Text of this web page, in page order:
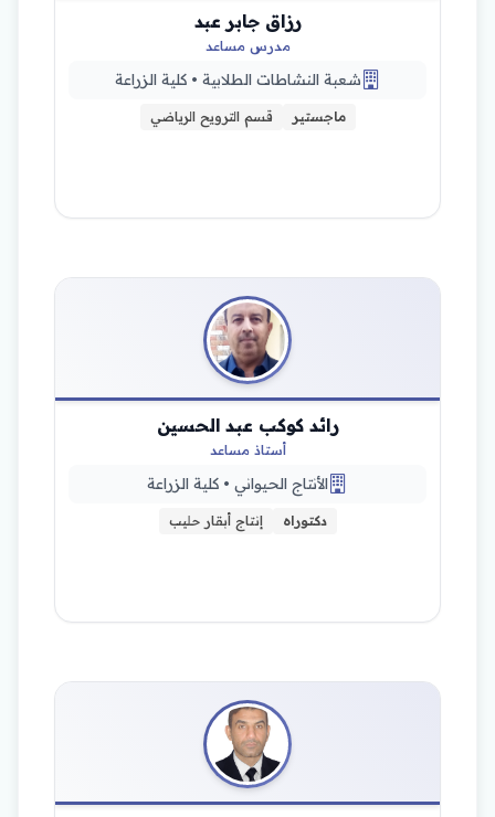
رزاق جابر عبد
مدرس مساعد
شعبة النشاطات الطلابية • كلية الزراعة
ماجستير قسم الترويح الرياضي
رائد كوكب عبد الحسين
أستاذ مساعد
الأنتاج الحيواني • كلية الزراعة
دكتوراه إنتاج أبقار حليب